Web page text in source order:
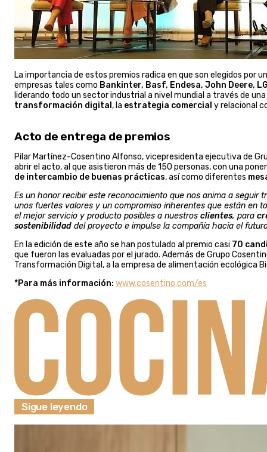
La importancia de estos premios radica en que son elegidos por
empresas tales como Bankinter, Basf, Endesa, John Deere,
liderando todo un sector industrial a nivel mundial a través de
transformación digital , la estrategia comercial y relacional
Acto de entrega de premios
Pilar Martínez-Cosentino Alfonso, vicepresidenta ejecutiva de
abrir el acto, al que asistieron más de 150 personas, con una
de intercambio de buenas prácticas, así como diferentes
Es un honor recibir este reconocimiento que nos anima a seguir
unos fuertes valores y un compromiso inherentes que están en
el mejor servicio y producto posibles a nuestros clientes, para
sostenibilidad del proyecto e impulse la compañía hacia el
En la edición de este año se han postulado al premio casi 70
que fueron las evaluadas por el jurado. Además de Grupo
Transformación Digital, a la empresa de alimentación ecológica
*Para más información: www.cosentino.com/es
Sigue leyendo